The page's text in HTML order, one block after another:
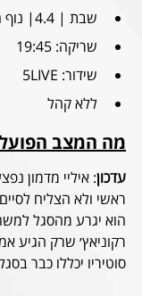
שבת | 4.4| נוף הגליל
שריקה: 19:45
שידור: 5LIVE
ללא קהל
מה המצב
עדכון: איליי מדמון
ראשי ולא הצליח
הוא יגרע מהסגל
רקוניאץ׳ שרק הגיע
סוטיריו יכללו כבר